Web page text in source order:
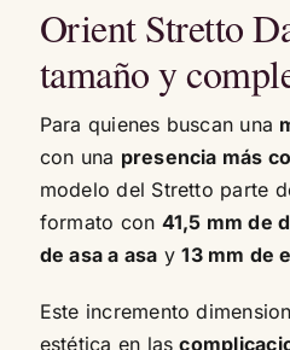
Orient Stretto
tamaño y
Para quienes buscan una
con una presencia más
modelo del Stretto parte
formato con 41,5 mm de
de asa a asa y13 mm de
Este incremento
estética en las